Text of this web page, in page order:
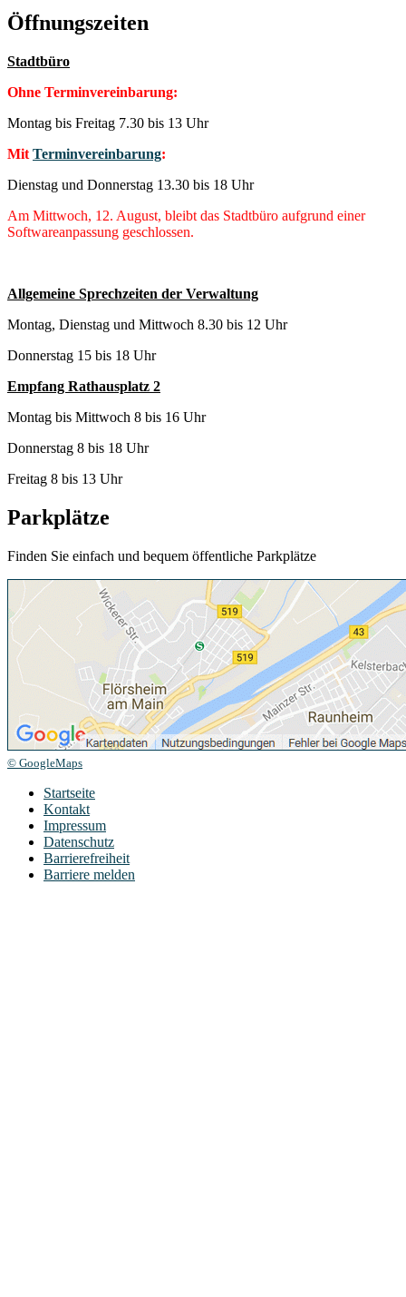
Öffnungszeiten
Stadtbüro
Ohne Terminvereinbarung:
Montag bis Freitag 7.30 bis 13 Uhr
Mit Terminvereinbarung:
Dienstag und Donnerstag 13.30 bis 18 Uhr
Am Mittwoch, 12. August, bleibt das Stadtbüro aufgrund einer
Softwareanpassung geschlossen.
Allgemeine Sprechzeiten der Verwaltung
Montag, Dienstag und Mittwoch 8.30 bis 12 Uhr
Donnerstag 15 bis 18 Uhr
Empfang Rathausplatz 2
Montag bis Mittwoch 8 bis 16 Uhr
Donnerstag 8 bis 18 Uhr
Freitag 8 bis 13 Uhr
Parkplätze
Finden Sie einfach und bequem öffentliche Parkplätze
© GoogleMaps
Startseite
Kontakt
Impressum
Datenschutz
Barrierefreiheit
Barriere melden